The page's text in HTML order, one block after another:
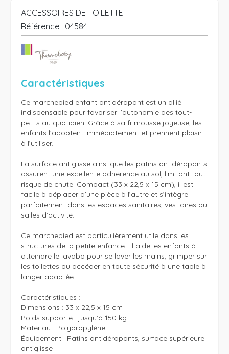
ACCESSOIRES DE TOILETTE
Référence : 04584
Caractéristiques
Ce marchepied enfant antidérapant est un allié
indispensable pour favoriser l’autonomie des tout-
petits au quotidien. Grâce à sa frimousse joyeuse, les
enfants l’adoptent immédiatement et prennent plaisir
à l’utiliser.
La surface antiglisse ainsi que les patins antidérapants
assurent une excellente adhérence au sol, limitant tout
risque de chute. Compact (33 x 22,5 x 15 cm), il est
facile à déplacer d’une pièce à l’autre et s’intègre
parfaitement dans les espaces sanitaires, vestiaires ou
salles d’activité.
Ce marchepied est particulièrement utile dans les
structures de la petite enfance : il aide les enfants à
atteindre le lavabo pour se laver les mains, grimper sur
les toilettes ou accéder en toute sécurité à une table à
langer adaptée.
Caractéristiques :
Dimensions : 33 x 22,5 x 15 cm
Poids supporté : jusqu’à 150 kg
Matériau : Polypropylène
Équipement : Patins antidérapants, surface supérieure
antiglisse